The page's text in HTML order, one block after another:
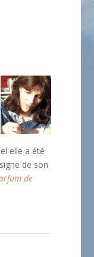
elle a été
de son
de